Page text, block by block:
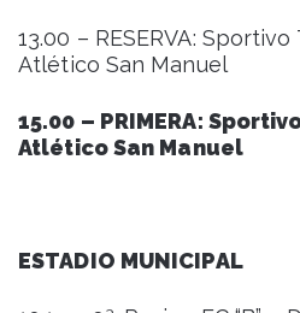
13.00 – RESERVA:
Atlético San Manuel
15.00 – PRIMERA:
Atlético San Manuel
ESTADIO MUNICIPAL